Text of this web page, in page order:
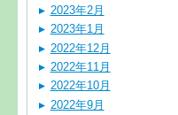
2023年2月
2023年1月
2022年12月
2022年11月
2022年10月
2022年9月